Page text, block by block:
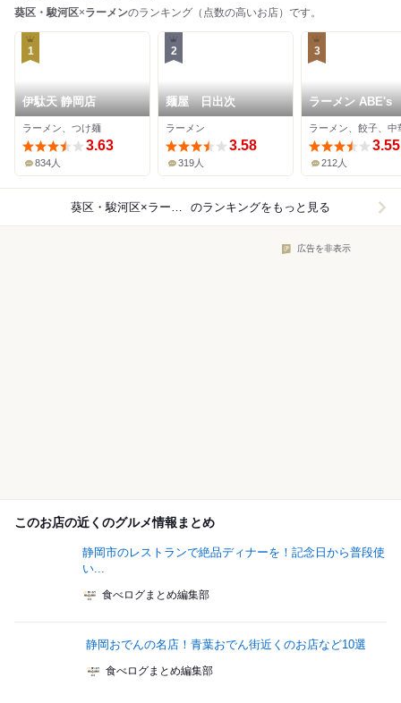
葵区・駿河区×ラーメンのランキング（点数の高いお店）です。
1
伊駄天 静岡店
ラーメン、つけ麺
3.63
834人
2
麺屋 日出次
ラーメン
3.58
319人
3
ラーメン ABE's
ラーメン、餃子、中
3.55
212人
葵区・駿河区×ラーメン のランキングをもっと見る
広告を非表示
このお店の近くのグルメ情報まとめ
静岡市のレストランで絶品ディナーを！記念日から普段使
い...
食べログまとめ編集部
静岡おでんの名店！青葉おでん街近くのお店など10選
食べログまとめ編集部